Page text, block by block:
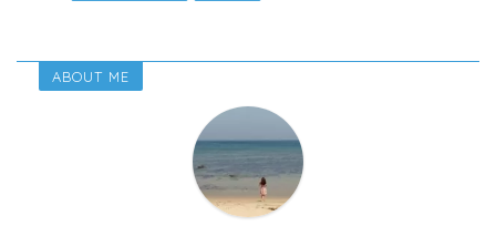
ABOUT ME